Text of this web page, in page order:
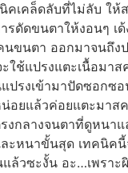
เคล็ดลับที่ไม่ลับ ให้
ดขนตาให้งอนๆ เด้
ขนตา ออกมาจนถึง
ช้แปรงแตะเนื้อมาส
รงเข้ามาปัดซอกซ
ยแล้วค่อยแตะมาส
งกลางจนตาที่ดูหนา
ละหนาขั้นสุด เทคนิ
ล้วซะงั้น อะ…เพรา